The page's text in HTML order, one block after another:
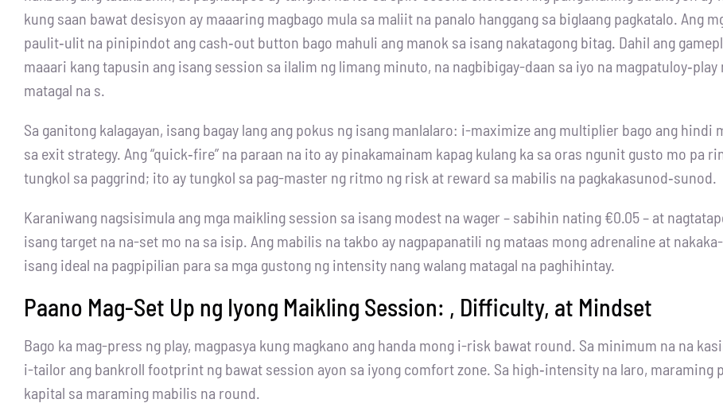
kung saan bawat desisyon ay maaaring magbago mula sa maliit na panalo hanggang sa biglaang pagkatalo. Ang
paulit‑ulit na pinipindot ang cash‑out button bago mahuli ang manok sa isang nakatagong bitag. Dahil ang
maaari kang tapusin ang isang session sa ilalim ng limang minuto, na nagbibigay-daan sa iyo na
matagal na s.
Sa ganitong kalagayan, isang bagay lang ang pokus ng isang manlalaro: i-maximize ang multiplier bago ang
sa exit strategy. Ang “quick‑fire” na paraan na ito ay pinakamainam kapag kulang ka sa oras ngunit gusto mo pa
tungkol sa paggrind; ito ay tungkol sa pag-master ng ritmo ng risk at reward sa mabilis na pagkakasunod‑sunod.
Karaniwang nagsisimula ang mga maikling session sa isang modest na wager – sabihin nating €0.05 – at
isang target na na-set mo na sa isip. Ang mabilis na takbo ay nagpapanatili ng mataas mong adrenaline at
isang ideal na pagpipilian para sa mga gustong ng intensity nang walang matagal na paghihintay.
Paano Mag-Set Up ng Iyong Maikling Session: , Difficulty, at Mindset
Bago ka mag-press ng play, magpasya kung magkano ang handa mong i-risk bawat round. Sa minimum na na
i-tailor ang bankroll footprint ng bawat session ayon sa iyong comfort zone. Sa high‑intensity na laro, maraming
kapital sa maraming mabilis na round.